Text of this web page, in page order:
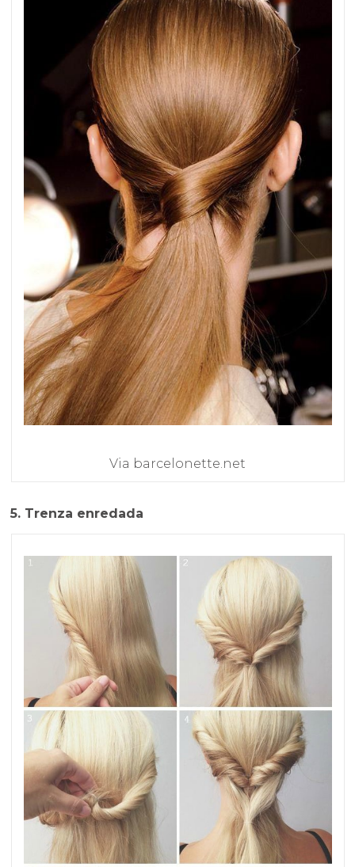
Via barcelonette.net
5. Trenza enredada